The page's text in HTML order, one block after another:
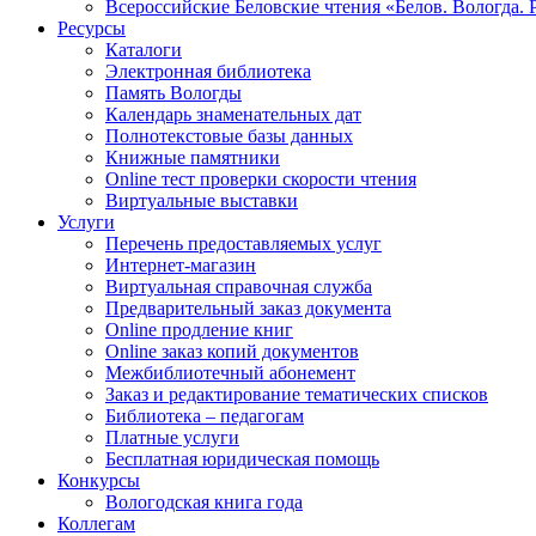
Всероссийские Беловские чтения «Белов. Вологда.
Ресурсы
Каталоги
Электронная библиотека
Память Вологды
Календарь знаменательных дат
Полнотекстовые базы данных
Книжные памятники
Online тест проверки скорости чтения
Виртуальные выставки
Услуги
Перечень предоставляемых услуг
Интернет-магазин
Виртуальная справочная служба
Предварительный заказ документа
Online продление книг
Online заказ копий документов
Межбиблиотечный абонемент
Заказ и редактирование тематических списков
Библиотека – педагогам
Платные услуги
Бесплатная юридическая помощь
Конкурсы
Вологодская книга года
Коллегам